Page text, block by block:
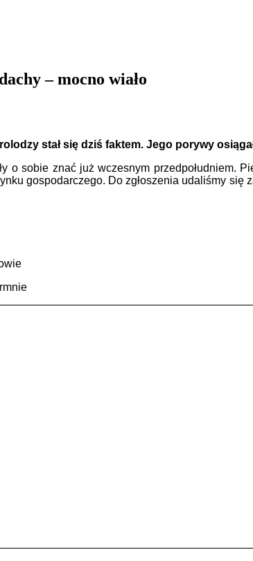
– mocno wiało
stał się dziś faktem. Jego porywy
o sobie znać już wczesnym przedpołudniem.
gospodarczego. Do zgłoszenia udaliśmy